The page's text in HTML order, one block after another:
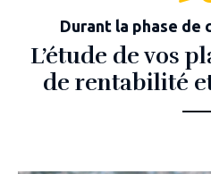
Durant la phase de
L’étude de vos
de rentabilité